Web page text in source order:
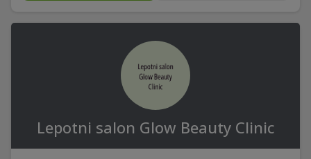
Lepotni salon Glow Beauty Clinic